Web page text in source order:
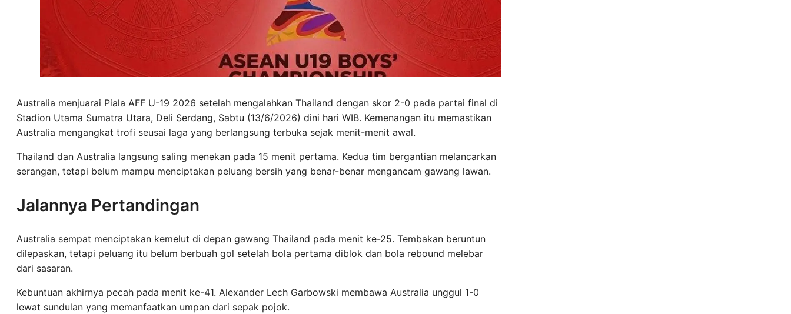
Australia menjuarai Piala AFF U-19 2026 setelah mengalahkan Thailand dengan skor 2-0 pada partai final di
Stadion Utama Sumatra Utara, Deli Serdang, Sabtu (13/6/2026) dini hari WIB. Kemenangan itu memastikan
Australia mengangkat trofi seusai laga yang berlangsung terbuka sejak menit-menit awal.
Thailand dan Australia langsung saling menekan pada 15 menit pertama. Kedua tim bergantian melancarkan
serangan, tetapi belum mampu menciptakan peluang bersih yang benar-benar mengancam gawang lawan.
Jalannya Pertandingan
Australia sempat menciptakan kemelut di depan gawang Thailand pada menit ke-25. Tembakan beruntun
dilepaskan, tetapi peluang itu belum berbuah gol setelah bola pertama diblok dan bola rebound melebar
dari sasaran.
Kebuntuan akhirnya pecah pada menit ke-41. Alexander Lech Garbowski membawa Australia unggul 1-0
lewat sundulan yang memanfaatkan umpan dari sepak pojok.